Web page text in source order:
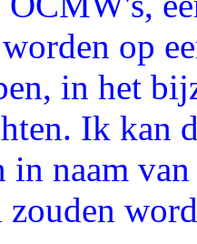
op
in het
Ik kan
in naam
zouden